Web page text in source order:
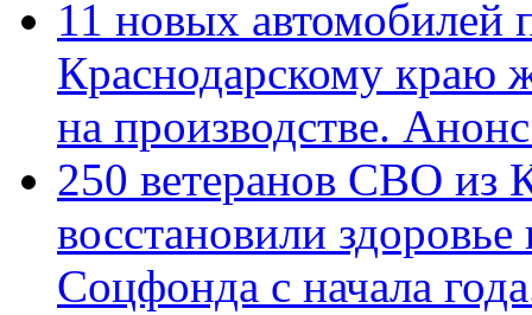
11 новых автомобилей
Краснодарскому краю
на производстве.
250 ветеранов СВО из
восстановили
Соцфонда с начала